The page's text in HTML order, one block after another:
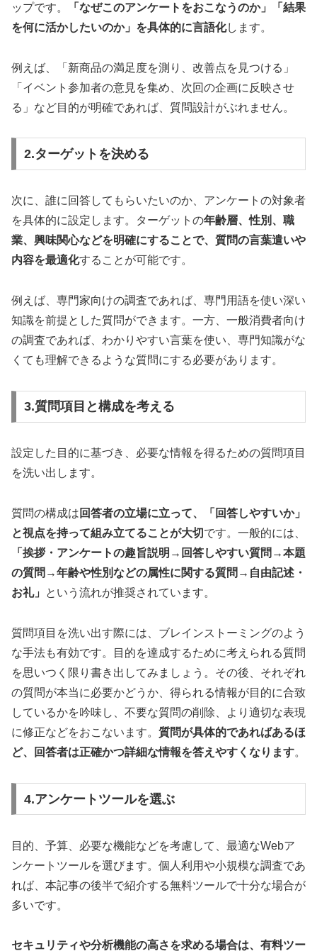
ップです。
「なぜこのアンケートをおこなうのか」「結果
を何に活かしたいのか」を具体的に言語化します。
例えば、「新商品の満足度を測り、改善点を見つける」
「イベント参加者の意見を集め、次回の企画に反映させ
る」など目的が明確であれば、質問設計がぶれません。
2.ターゲットを決める
次に、誰に回答してもらいたいのか、アンケートの対象者
を具体的に設定します。ターゲットの年齢層、性別、職
業、興味関心などを明確にすることで、質問の言葉遣いや
内容を最適化することが可能です。
例えば、専門家向けの調査であれば、専門用語を使い深い
知識を前提とした質問ができます。一方、一般消費者向け
の調査であれば、わかりやすい言葉を使い、専門知識がな
くても理解できるような質問にする必要があります。
3.質問項目と構成を考える
設定した目的に基づき、必要な情報を得るための質問項目
を洗い出します。
質問の構成は 回答者の立場に立って、「回答しやすいか」
と視点を持って組み立てることが大切 です。一般的には、
「挨拶・アンケートの趣旨説明→回答しやすい質問→本題
の質問→年齢や性別などの属性に関する質問→自由記述・
お礼」
という流れが推奨されています。
質問項目を洗い出す際には、ブレインストーミングのよう
な手法も有効です。目的を達成するために考えられる質問
を思いつく限り書き出してみましょう。その後、それぞれ
の質問が本当に必要かどうか、得られる情報が目的に合致
しているかを吟味し、不要な質問の削除、より適切な表現
に修正などをおこないます。 質問が具体的であればあるほ
ど、回答者は正確かつ詳細な情報を答えやすくなります。
4.アンケートツールを選ぶ
目的、予算、必要な機能などを考慮して、最適なWebア
ンケートツールを選びます。個人利用や小規模な調査であ
れば、本記事の後半で紹介する無料ツールで十分な場合が
多いです。
セキュリティや分析機能の高さを求める場合は、有料ツー